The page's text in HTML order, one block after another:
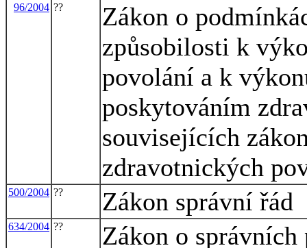
96/2004 ??
Zákon o
způsobilosti k
povolání a k
poskytováním
souvisejících
zdravotnických
500/2004 ?? Zákon správní řád
634/2004 ?? Zákon o